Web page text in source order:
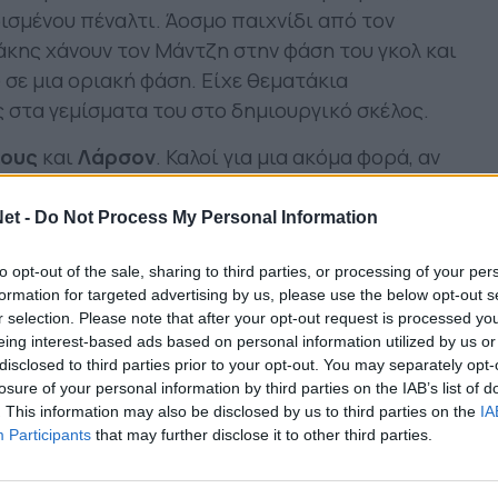
- Do Not Process My Personal Information
opt-out of the sale, sharing to third parties, or processing of your
for targeted advertising by us, please use the below opt-out
selection. Please note that after your opt-out request is processed
interest-based ads based on personal information utilized by us
to third parties prior to your opt-out. You may separately
of your personal information by third parties on the IAB’s list of
This information may also be disclosed by us to third parties on the
Participants that may further disclose it to other third parties.
πέναλτι. Άοσμο παιχνίδι από τον
χάνουν τον Μάντζη στην φάση του γκολ και
μια οριακή φάση. Είχε θεματάκια
γεμίσματα του στο δημιουργικό σκέλος.
καιΛάρσον. Καλοί για μια ακόμα φορά, αν
τον Μάντζη να τον δυσκολεύει.
και μπροστά τους οΚολοβός . Καλός
τόσο δημιουργικά, αποχώρησε
για μια ακόμα φορά ο Ρουμάνος, ενώ πάλι
μπαλιά πίσω από το κέντρο στον
του Φρέντ κατέληξε στο δοκάρι. Επιστροφή
βελτιωμένος σε σχέση με τον άχαρο ρόλο του
στα προηγούμενα παιχνίδια. Τεράστια